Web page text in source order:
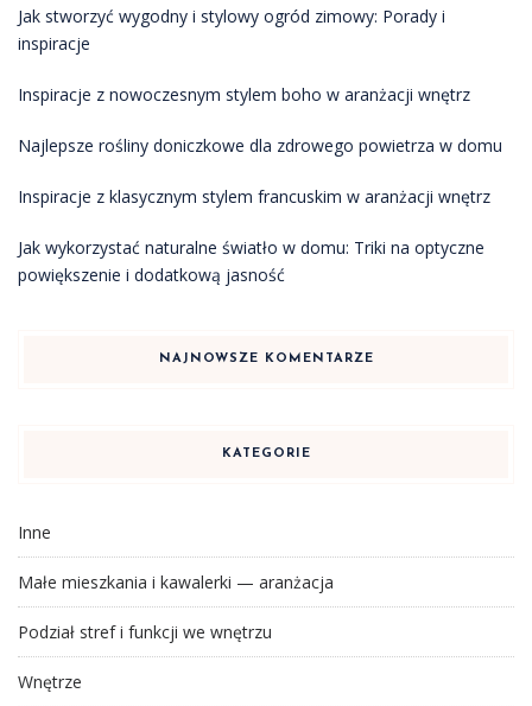
Jak stworzyć wygodny i stylowy ogród zimowy: Porady i
inspiracje
Inspiracje z nowoczesnym stylem boho w aranżacji wnętrz
Najlepsze rośliny doniczkowe dla zdrowego powietrza w domu
Inspiracje z klasycznym stylem francuskim w aranżacji wnętrz
Jak wykorzystać naturalne światło w domu: Triki na optyczne
powiększenie i dodatkową jasność
NAJNOWSZE KOMENTARZE
KATEGORIE
Inne
Małe mieszkania i kawalerki — aranżacja
Podział stref i funkcji we wnętrzu
Wnętrze